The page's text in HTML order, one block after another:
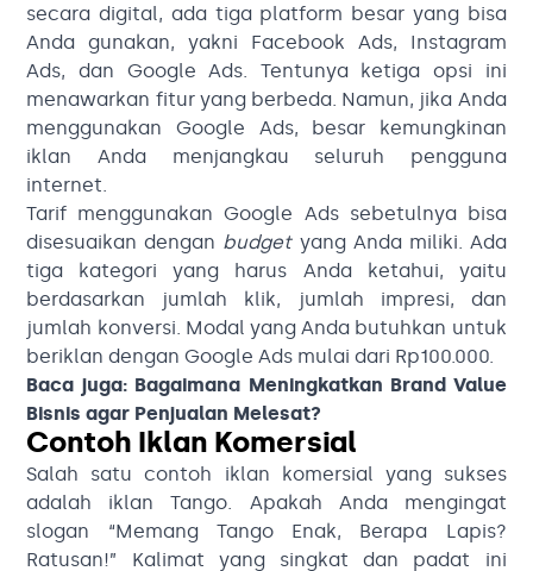
secara digital, ada tiga platform besar yang bisa
Anda gunakan, yakni Facebook Ads, Instagram
Ads, dan Google Ads. Tentunya ketiga opsi ini
menawarkan fitur yang berbeda. Namun, jika Anda
menggunakan Google Ads, besar kemungkinan
iklan Anda menjangkau seluruh pengguna
internet.
Tarif menggunakan Google Ads sebetulnya bisa
disesuaikan dengan budgetyang Anda miliki. Ada
tiga kategori yang harus Anda ketahui, yaitu
berdasarkan jumlah klik, jumlah impresi, dan
jumlah konversi. Modal yang Anda butuhkan untuk
beriklan dengan Google Ads mulai dari Rp100.000.
Baca juga: Bagaimana Meningkatkan Brand Value
Bisnis agar Penjualan Melesat?
Contoh Iklan Komersial
Salah satu contoh iklan komersial yang sukses
adalah iklan Tango. Apakah Anda mengingat
slogan “Memang Tango Enak, Berapa Lapis?
Ratusan!” Kalimat yang singkat dan padat ini